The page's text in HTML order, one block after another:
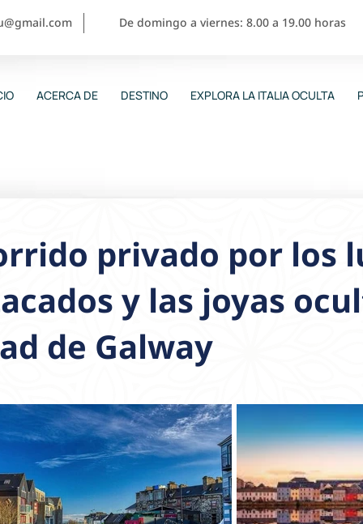
De domingo a viernes: 8.00 a 19.00 horas
ACERCA DE DESTINO EXPLORA LA ITALIA OCULTA
privado por los
y las joyas
de Galway